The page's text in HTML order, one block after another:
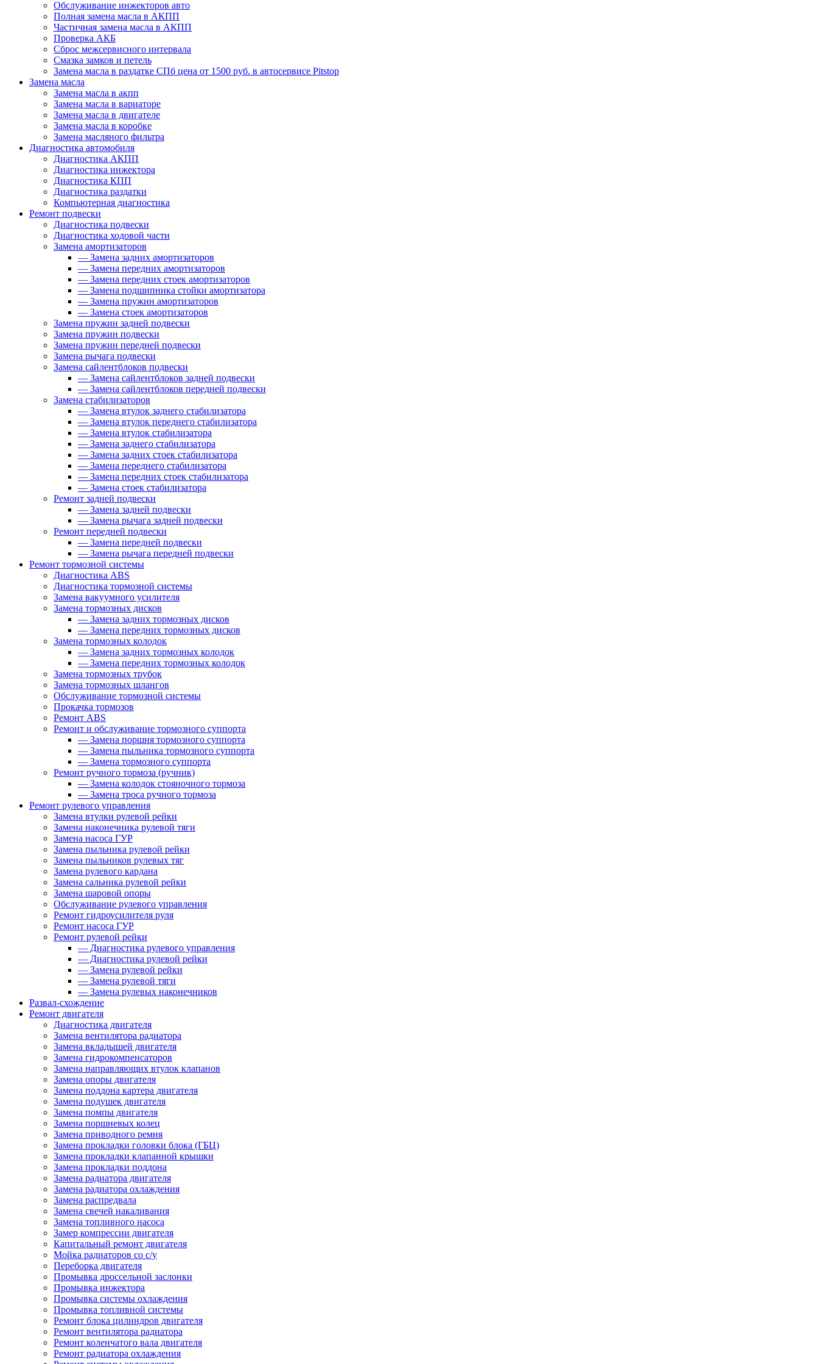
Обслуживание инжекторов авто
Полная замена масла в АКПП
Частичная замена масла в АКПП
Проверка АКБ
Сброс межсервисного интервала
Смазка замков и петель
Замена масла в раздатке СПб цена от 1500 руб. в автосервисе Pitstop
Замена масла
Замена масла в акпп
Замена масла в вариаторе
Замена масла в двигателе
Замена масла в коробке
Замена масляного фильтра
Диагностика автомобиля
Диагностика АКПП
Диагностика инжектора
Диагностика КПП
Диагностика раздатки
Компьютерная диагностика
Ремонт подвески
Диагностика подвески
Диагностика ходовой части
Замена амортизаторов
— Замена задних амортизаторов
— Замена передних амортизаторов
— Замена передних стоек амортизаторов
— Замена подшипника стойки амортизатора
— Замена пружин амортизаторов
— Замена стоек амортизаторов
Замена пружин задней подвески
Замена пружин подвески
Замена пружин передней подвески
Замена рычага подвески
Замена сайлентблоков подвески
— Замена сайлентблоков задней подвески
— Замена сайлентблоков передней подвески
Замена стабилизаторов
— Замена втулок заднего стабилизатора
— Замена втулок переднего стабилизатора
— Замена втулок стабилизатора
— Замена заднего стабилизатора
— Замена задних стоек стабилизатора
— Замена переднего стабилизатора
— Замена передних стоек стабилизатора
— Замена стоек стабилизатора
Ремонт задней подвески
— Замена задней подвески
— Замена рычага задней подвески
Ремонт передней подвески
— Замена передней подвески
— Замена рычага передней подвески
Ремонт тормозной системы
Диагностика ABS
Диагностика тормозной системы
Замена вакуумного усилителя
Замена тормозных дисков
— Замена задних тормозных дисков
— Замена передних тормозных дисков
Замена тормозных колодок
— Замена задних тормозных колодок
— Замена передних тормозных колодок
Замена тормозных трубок
Замена тормозных шлангов
Обслуживание тормозной системы
Прокачка тормозов
Ремонт ABS
Ремонт и обслуживание тормозного суппорта
— Замена поршня тормозного суппорта
— Замена пыльника тормозного суппорта
— Замена тормозного суппорта
Ремонт ручного тормоза (ручник)
— Замена колодок стояночного тормоза
— Замена троса ручного тормоза
Ремонт рулевого управления
Замена втулки рулевой рейки
Замена наконечника рулевой тяги
Замена насоса ГУР
Замена пыльника рулевой рейки
Замена пыльников рулевых тяг
Замена рулевого кардана
Замена сальника рулевой рейки
Замена шаровой опоры
Обслуживание рулевого управления
Ремонт гидроусилителя руля
Ремонт насоса ГУР
Ремонт рулевой рейки
— Диагностика рулевого управления
— Диагностика рулевой рейки
— Замена рулевой рейки
— Замена рулевой тяги
— Замена рулевых наконечников
Развал-схождение
Ремонт двигателя
Диагностика двигателя
Замена вентилятора радиатора
Замена вкладышей двигателя
Замена гидрокомпенсаторов
Замена направляющих втулок клапанов
Замена опоры двигателя
Замена поддона картера двигателя
Замена подушек двигателя
Замена помпы двигателя
Замена поршневых колец
Замена приводного ремня
Замена прокладки головки блока (ГБЦ)
Замена прокладки клапанной крышки
Замена прокладки поддона
Замена радиатора двигателя
Замена радиатора охлаждения
Замена распредвала
Замена свечей накаливания
Замена топливного насоса
Замер компрессии двигателя
Капитальный ремонт двигателя
Мойка радиаторов со с/у
Переборка двигателя
Промывка дроссельной заслонки
Промывка инжектора
Промывка системы охлаждения
Промывка топливной системы
Ремонт блока цилиндров двигателя
Ремонт вентилятора радиатора
Ремонт коленчатого вала двигателя
Ремонт радиатора охлаждения